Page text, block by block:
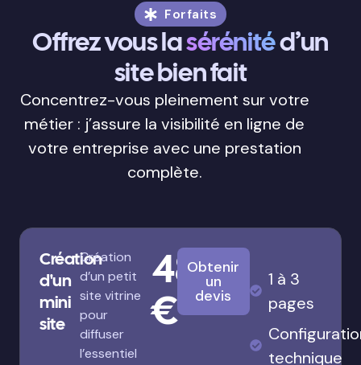
Forfaits
Offrez vous lasérénitéd’un
site bien fait
Concentrez-vous pleinement sur votre
métier : j’assure la visibilité en ligne de
votre entreprise avec une prestation
complète.
Création
d'un
mini
site
Création
d’un petit
site vitrine
pour
diffuser
l’essentiel
480
€
Obtenir
un
devis
1 à 3
pages
technique